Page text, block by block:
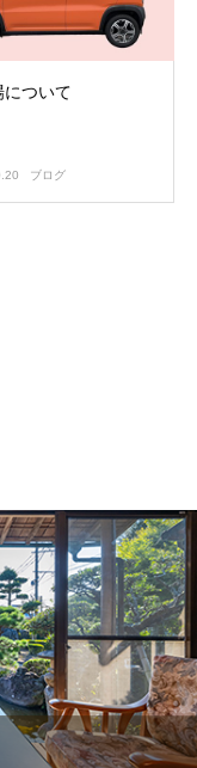
について
ブログ